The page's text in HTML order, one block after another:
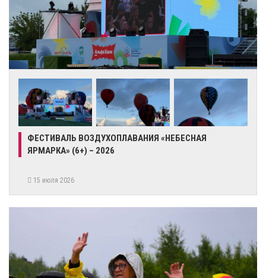
ФЕСТИВАЛЬ ВОЗДУХОПЛАВАНИЯ «НЕБЕСНАЯ
ЯРМАРКА» (6+) – 2026
15 июля 2026